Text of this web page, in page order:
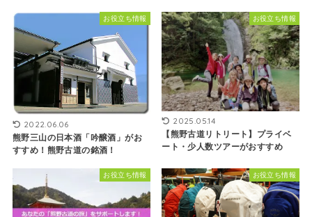
お役立ち情報
2022.06.06
熊野三山の日本酒「吟醸酒」がお
すすめ！熊野古道の銘酒！
お役立ち情報
2025.05.14
【熊野古道リトリート】プライベ
ート・少人数ツアーがおすすめ
お役立ち情報 お役立ち情報